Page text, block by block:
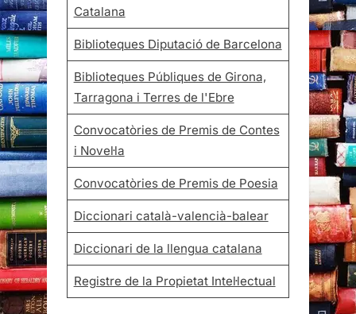
Catalana
Biblioteques Diputació de Barcelona
Biblioteques Públiques de Girona,
Tarragona i Terres de l'Ebre
Convocatòries de Premis de Contes
i Novel·la
Convocatòries de Premis de Poesia
Diccionari català-valencià-balear
Diccionari de la llengua catalana
Registre de la Propietat Intel·lectual